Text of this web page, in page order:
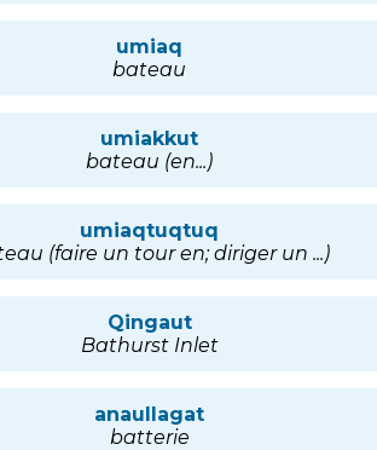
umiaq
bateau
umiakkut
bateau (en...)
umiaqtuqtuq
(faire un tour en; diriger un ...)
Qingaut
Bathurst Inlet
anaullagat
batterie